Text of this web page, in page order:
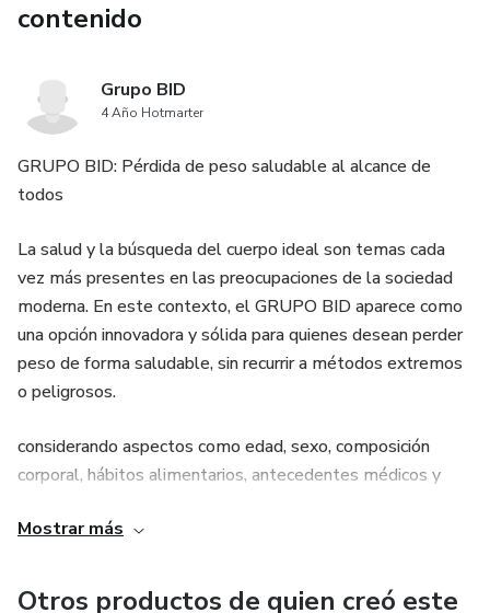
contenido
Grupo BID
4 Año Hotmarter
GRUPO BID: Pérdida de peso saludable al alcance de
todos
La salud y la búsqueda del cuerpo ideal son temas cada
vez más presentes en las preocupaciones de la sociedad
moderna. En este contexto, el GRUPO BID aparece como
una opción innovadora y sólida para quienes desean perder
peso de forma saludable, sin recurrir a métodos extremos
o peligrosos.
considerando aspectos como edad, sexo, composición
corporal, hábitos alimentarios, antecedentes médicos y
técnicas avanzadas, que utilizan lo más moderno en ciencia
Mostrar más
Otros productos de quien creó este